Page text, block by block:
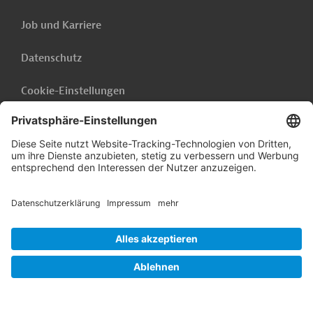
Job und Karriere
Datenschutz
Cookie-Einstellungen
Barrierefreiheit
Hinweisgebersystem